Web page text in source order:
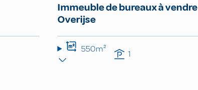
Immeuble de bureaux à vendre
Overijse
550m² 1